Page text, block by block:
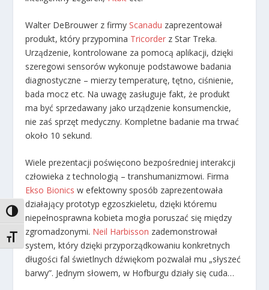
TOGGLE HIGH CONTRAST
TOGGLE FONT SIZE
Walter DeBrouwer z firmyScanadu zaprezentował
produkt, który przypomina Tricorder z Star Treka.
Urządzenie, kontrolowane za pomocą aplikacji, dzięki
szeregowi sensorów wykonuje podstawowe badania
diagnostyczne – mierzy temperaturę, tętno, ciśnienie,
bada mocz etc. Na uwagę zasługuje fakt, że produkt
ma być sprzedawany jako urządzenie konsumenckie,
nie zaś sprzęt medyczny. Kompletne badanie ma trwać
około 10 sekund.
Wiele prezentacji poświęcono bezpośredniej interakcji
człowieka z technologią – transhumanizmowi. Firma
Ekso Bionics w efektowny sposób zaprezentowała
działający prototyp egzoszkieletu, dzięki któremu
niepełnosprawna kobieta mogła poruszać się między
zgromadzonymi. Neil Harbisson zademonstrował
system, który dzięki przyporządkowaniu konkretnych
długości fal świetlnych dźwiękom pozwalał mu „słyszeć
barwy”. Jednym słowem, w Hofburgu działy się cuda…